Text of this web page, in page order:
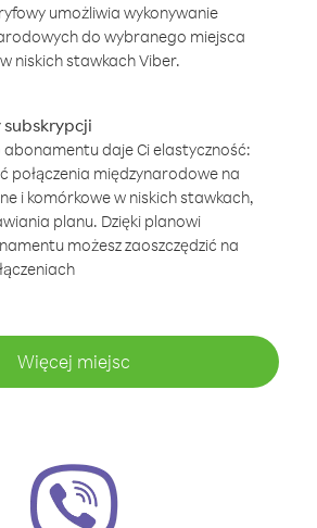
umożliwia wykonywanie
do wybranego miejsca
niskich stawkach Viber.
subskrypcji
abonamentu daje Ci elastyczność:
połączenia międzynarodowe na
i komórkowe w niskich stawkach,
planu. Dzięki planowi
możesz zaoszczędzić na
Więcej miejsc